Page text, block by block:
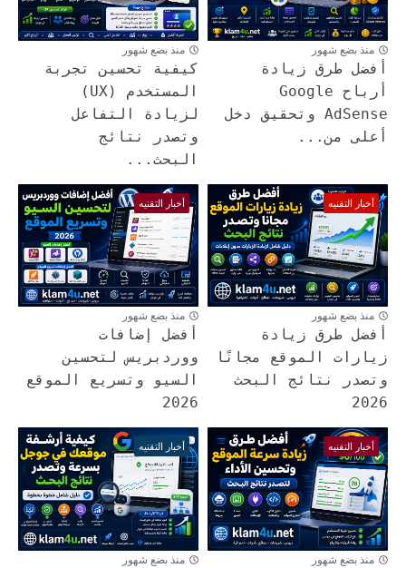
منذ بضع شهور
أفضل طرق زيادة
أرباح Google
AdSense وتحقيق دخل
أعلى من...
منذ بضع شهور
كيفية تحسين تجربة
المستخدم (UX)
لزيادة التفاعل
وتصدر نتائج
البحث...
أخبار التقنيه
منذ بضع شهور
أفضل طرق زيادة
زيارات الموقع مجانًا
وتصدر نتائج البحث
2026
أخبار التقنيه
منذ بضع شهور
أفضل إضافات
ووردبريس لتحسين
السيو وتسريع الموقع
2026
أخبار التقنيه
منذ بضع شهور
أخبار التقنيه
منذ بضع شهور